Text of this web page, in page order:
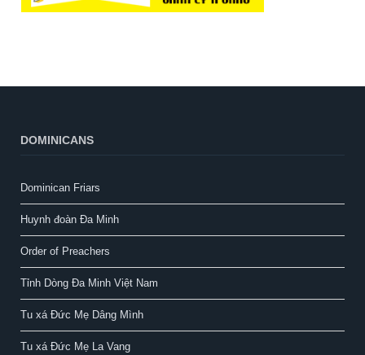
DOMINICANS
Dominican Friars
Huynh đoàn Đa Minh
Order of Preachers
Tỉnh Dòng Đa Minh Việt Nam
Tu xá Đức Mẹ Dâng Mình
Tu xá Đức Mẹ La Vang